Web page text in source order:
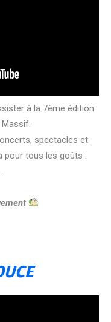
à la 7ème édition
Massif.
spectacles et
pour tous les goûts :